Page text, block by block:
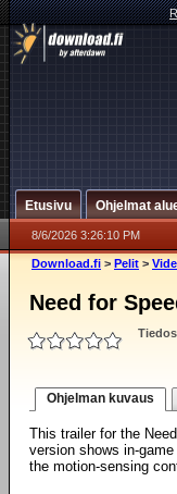
Etusivu Ohjelmat
8/6/2026 3:26:10 PM
Download.fi > Pelit >
Need for
Ohjelman kuvaus
This trailer for the
version shows in-
the motion-sensing